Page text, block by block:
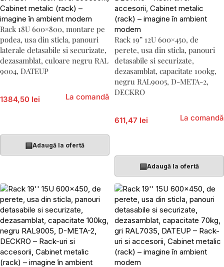
Rack 18U 600×800, montare pe
podea, usa din sticla, panouri
laterale detasabile si securizate,
dezasamblat, culoare negru RAL
9004, DATEUP
1384,50 lei La comandă
▤Adaugă la ofertă
Rack 19” 12U 600×450, de
perete, usa din sticla, panouri
detasabile si securizate,
dezasamblat, capacitate 100kg,
negru RAL9005, D-META-2,
DECKRO
611,47 lei La comandă
▤Adaugă la ofertă